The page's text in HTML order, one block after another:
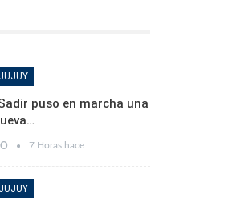
JUJUY
puso en marcha una
7 Horas hace
JUJUY